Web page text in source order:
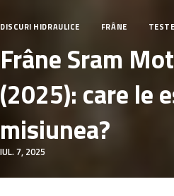
DISCURI HIDRAULICE FRÂNE TESTE
Frâne Sram
(2025): care le
misiunea?
IUL. 7, 2025